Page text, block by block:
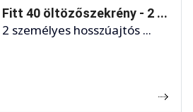
Fitt 40 öltözőszekrény - 2 ...
2 személyes hosszúajtós ...